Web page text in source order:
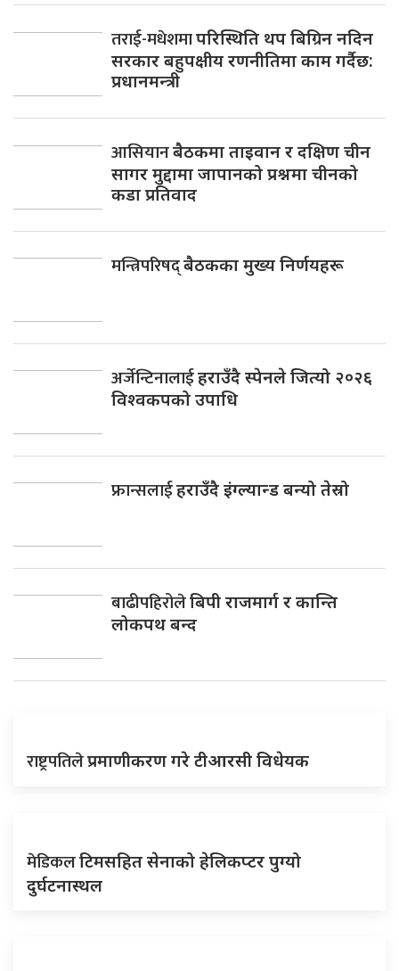
तराई-मधेशमापरिस्थिति थप बिग्रिन नदिन
सरकार बहुपक्षीय रणनीतिमा काम गर्दैछ:
प्रधानमन्त्री
आसियानबैठकमा ताइवान र दक्षिण चीन
सागर मुद्दामा जापानको प्रश्नमा चीनको
कडा प्रतिवाद
मन्त्रिपरिषद्बैठकका मुख्य निर्णयहरू
अर्जेन्टिनालाईहराउँदै स्पेनले जित्यो २०२६
विश्वकपको उपाधि
फ्रान्सलाईहराउँदै इंग्ल्यान्ड बन्यो तेस्रो
बाढीपहिरोलेबिपी राजमार्ग र कान्ति
लोकपथ बन्द
राष्ट्रपतिलेप्रमाणीकरण गरे टीआरसी विधेयक
मेडिकलटिमसहित सेनाको हेलिकप्टर पुग्यो
दुर्घटनास्थल